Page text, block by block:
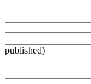
published)